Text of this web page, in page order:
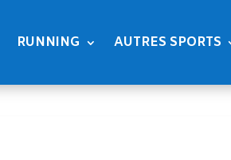
RUNNING AUTRES SPORTS